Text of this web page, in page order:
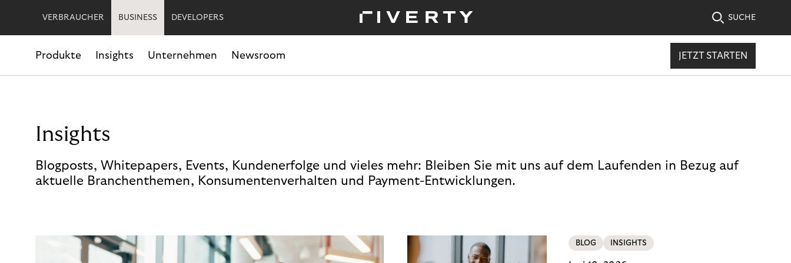
VERBRAUCHER BUSINESS DEVELOPERS SUCHE
Produkte Insights Unternehmen Newsroom JETZT STARTEN
Insights
Blogposts, Whitepapers, Events, Kundenerfolge und vieles mehr: Bleiben Sie mit uns auf dem Laufenden in Bezug auf
aktuelle Branchenthemen, Konsumentenverhalten und Payment-Entwicklungen.
BLOG INSIGHTS